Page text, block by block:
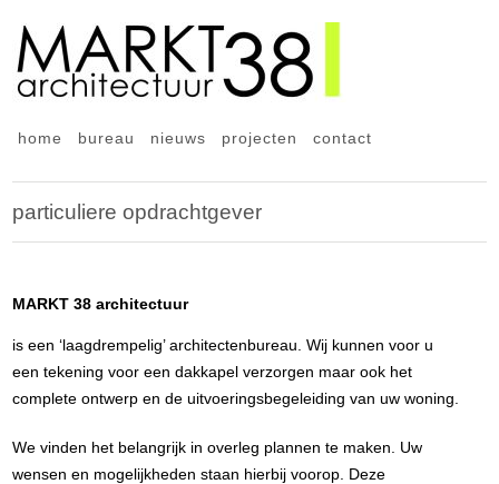
home bureau nieuws projecten contact
particuliere opdrachtgever
MARKT 38 architectuur
is een ‘laagdrempelig’ architectenbureau. Wij kunnen voor u
een tekening voor een dakkapel verzorgen maar ook het
complete ontwerp en de uitvoeringsbegeleiding van uw woning.
We vinden het belangrijk in overleg plannen te maken. Uw
wensen en mogelijkheden staan hierbij voorop. Deze